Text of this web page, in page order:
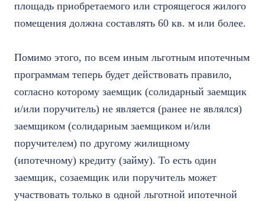
площадь приобретаемого или строящегося жилого
помещения должна составлять 60 кв. м или более.
Помимо этого, по всем иным льготным ипотечным
программам теперь будет действовать правило,
согласно которому заемщик (солидарный заемщик
и/или поручитель) не является (ранее не являлся)
заемщиком (солидарным заемщиком и/или
поручителем) по другому жилищному
(ипотечному) кредиту (займу). То есть один
заемщик, созаемщик или поручитель может
участвовать только в одной льготной ипотечной